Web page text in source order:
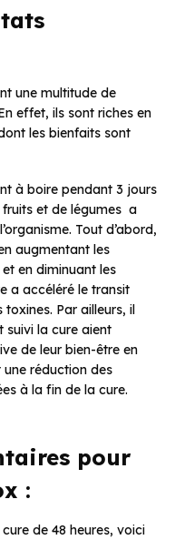
une multitude de
effet, ils sont riches en
les bienfaits sont
à boire pendant 3 jours
fruits et de légumes a
Tout d’abord,
augmentant les
en diminuant les
a accéléré le transit
Par ailleurs, il
suivi la cure aient
de leur bien-être en
réduction des
à la fin de la cure.
pour
:
de 48 heures, voici